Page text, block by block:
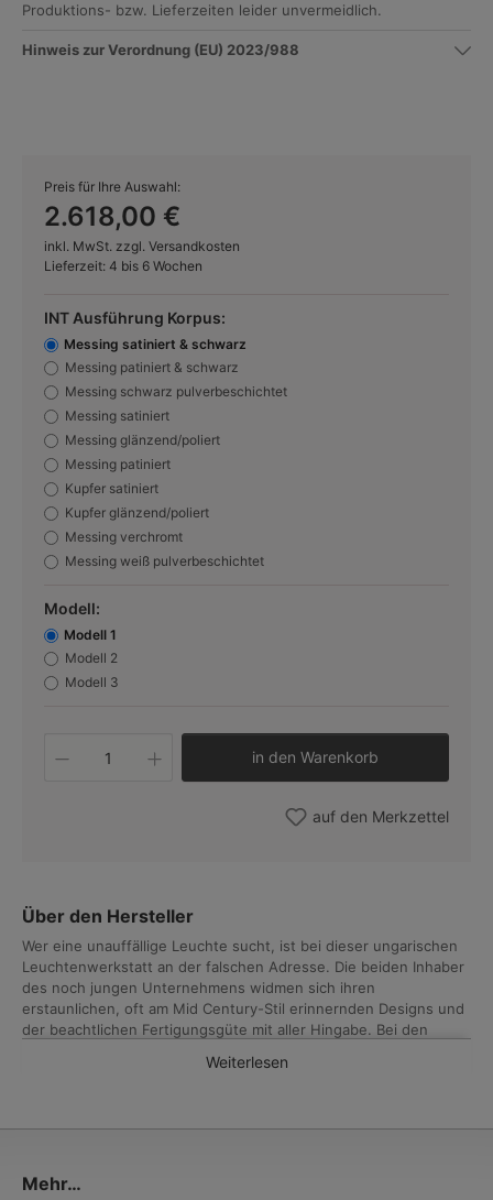
Produktions- bzw. Lieferzeiten leider unvermeidlich.
Hinweis zur Verordnung (EU) 2023/988
Preis für Ihre Auswahl:
2.618,00 €
inkl. MwSt. zzgl. Versandkosten
Lieferzeit: 4 bis 6 Wochen
INT Ausführung Korpus:
Messing satiniert & schwarz
Messing patiniert & schwarz
Messing schwarz pulverbeschichtet
Messing satiniert
Messing glänzend/poliert
Messing patiniert
Kupfer satiniert
Kupfer glänzend/poliert
Messing verchromt
Messing weiß pulverbeschichtet
Modell:
Modell 1
Modell 2
Modell 3
Produkt Anzahl: Gib den
in den Warenkorb
auf den Merkzettel
Über den Hersteller
Wer eine unauffällige Leuchte sucht, ist bei dieser ungarischen
Leuchtenwerkstatt an der falschen Adresse. Die beiden Inhaber
des noch jungen Unternehmens widmen sich ihren
erstaunlichen, oft am Mid Century-Stil erinnernden Designs und
der beachtlichen Fertigungsgüte mit aller Hingabe. Bei den
Entwürfen hilft moderne Design-Software und ein
Handarbeit.
der hauseigenen Werkstatt aufwendig geschnitten, gebogen,
Weiterlesen
Mehr…